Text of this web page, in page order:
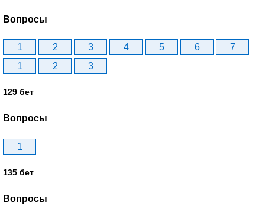
Вопросы
1 2 3 4 5 6
7
1
2 3
129 бет
Вопросы
1
135 бет
Вопросы